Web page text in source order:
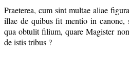
Praeterea, cum sint multae aliae
illae de quibus fit mentio in
qua obtulit filium, quare Magister
de istis tribus ?